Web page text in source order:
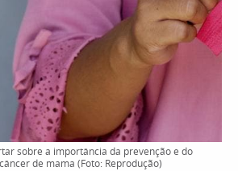
sobre a importância da prevenção e do
de mama (Foto: Reprodução)